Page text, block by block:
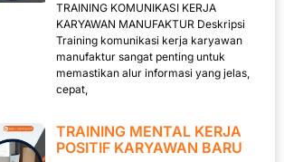
TRAINING KOMUNIKASI KERJA
KARYAWAN MANUFAKTUR Deskripsi
Training komunikasi kerja karyawan
manufaktur sangat penting untuk
memastikan alur informasi yang jelas,
cepat,
TRAINING MENTAL KERJA
POSITIF KARYAWAN BARU